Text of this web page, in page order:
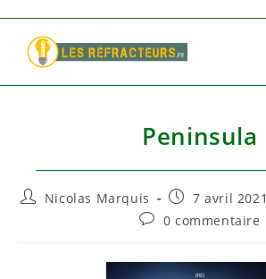
content
Peninsula
Auteur/autrice
Nicolas Marquis
Publication
publiée :
7 avril 2021
Commentaires
publication :
0 commentaire